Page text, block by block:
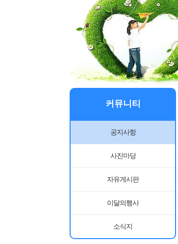
커뮤니티
공지사항
사진마당
자유게시판
이달의행사
소식지